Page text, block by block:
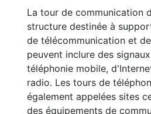
La tour de communication
structure destinée à
de télécommunication et
peuvent inclure des
téléphonie mobile,
radio. Les tours de
également appelées sites
des équipements de